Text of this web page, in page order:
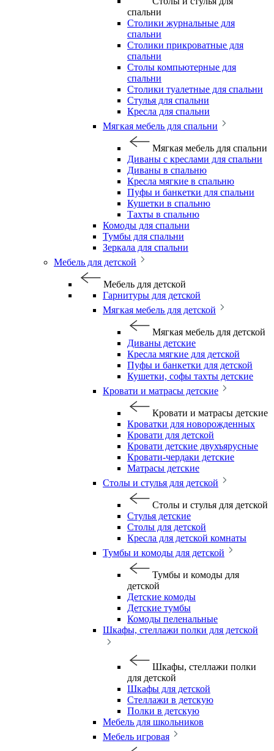
спальни
Столики журнальные для
спальни
Столики прикроватные для
спальни
Столы компьютерные для
спальни
Столики туалетные для спальни
Стулья для спальни
Кресла для спальни
Мягкая мебель для спальни
Мягкая мебель для спальни
Диваны с креслами для спальни
Диваны в спальню
Кресла мягкие в спальню
Пуфы и банкетки для спальни
Кушетки в спальню
Тахты в спальню
Комоды для спальни
Тумбы для спальни
Зеркала для спальни
Мебель для детской
Мебель для детской
Гарнитуры для детской
Мягкая мебель для детской
Мягкая мебель для детской
Диваны детские
Кресла мягкие для детской
Пуфы и банкетки для детской
Кушетки, софы тахты детские
Кровати и матрасы детские
Кровати и матрасы детские
Кроватки для новорожденных
Кровати для детской
Кровати детские двухъярусные
Кровати-чердаки детские
Матрасы детские
Столы и стулья для детской
Столы и стулья для детской
Стулья детские
Столы для детской
Кресла для детской комнаты
Тумбы и комоды для детской
Тумбы и комоды для
детской
Детские комоды
Детские тумбы
Комоды пеленальные
Шкафы, стеллажи полки для детской
Шкафы, стеллажи полки
для детской
Шкафы для детской
Стеллажи в детскую
Полки в детскую
Мебель для школьников
Мебель игровая